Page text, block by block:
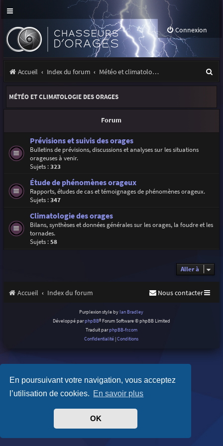
En poursuivant votre navigation, vous acceptez
l’utilisation de cookies. En savoir plus
OK
Connexion
Accueil Index du forum Météo et climatologie des orages
e
e
MÉTÉO ET CLIMATOLOGIE DES ORAGES
Forum
Prévisions et suivis des orages
Bulletins de prévisions, discussions et analyses sur les situations
orageuses à venir.
Sujets :323
Étude de phénomènes orageux
Rapports, études de cas et témoignages de phénomènes orageux.
Sujets :347
Climatologie des orages
Bilans, synthèses et données générales sur les orages, la foudre et les
tornades.
Sujets :58
Aller à
Accueil Index du forum Nous contacter
Purplexion style by Ian Bradley
Développé parphpBB® Forum Software © phpBB Limited
Traduit parphpBB-fr.com
Confidentialité |Conditions